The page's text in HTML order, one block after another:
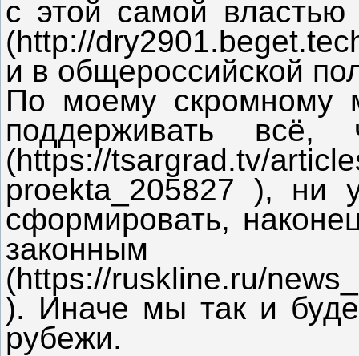
с этой самой
(http://
и в общероссийской
По моему скромному
поддерживать
(https://tsargrad.tv/
proekta_205827 ), ни
сформировать,
(https://ruskline.ru/
). Иначе мы так и
рубежи.